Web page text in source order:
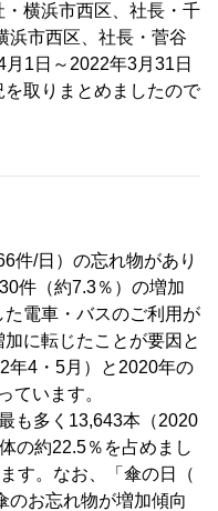
横浜市西区、社長・千
浜市西区、社長・菅谷
1日～2022年3月31日
取りまとめましたので
件/日）の忘れ物があり
件（約7.3％）の増加
電車・バスのご利用が
加に転じたことが要因と
年4・5月）と2020年の
ています。
も多く13,643本（2020
の約22.5％を占めまし
す。なお、「傘の日（
のお忘れ物が増加傾向